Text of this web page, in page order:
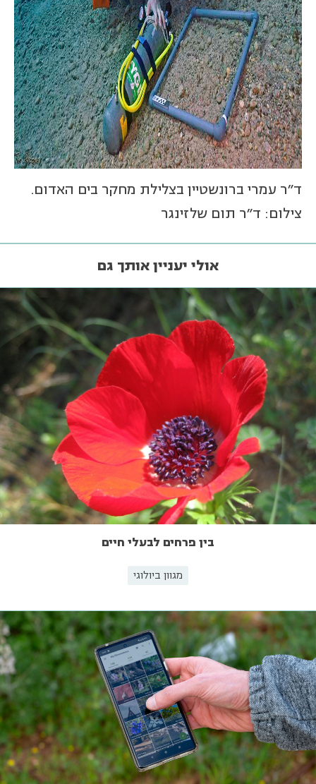
ד"ר עמרי ברונשטיין בצלילת מחקר בים האדום.
צילום: ד"ר תום שלזינגר
אולי יעניין אותך גם
בין פרחים לבעלי חיים
מגוון ביולוגי